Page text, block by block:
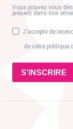
Vous pouvez vous
présent dans nos
J'accepte de
de votre politique
S'INSCRIRE